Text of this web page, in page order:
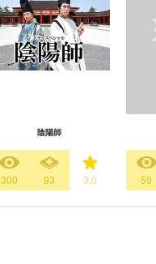
陰陽師
300 93 3.0 59